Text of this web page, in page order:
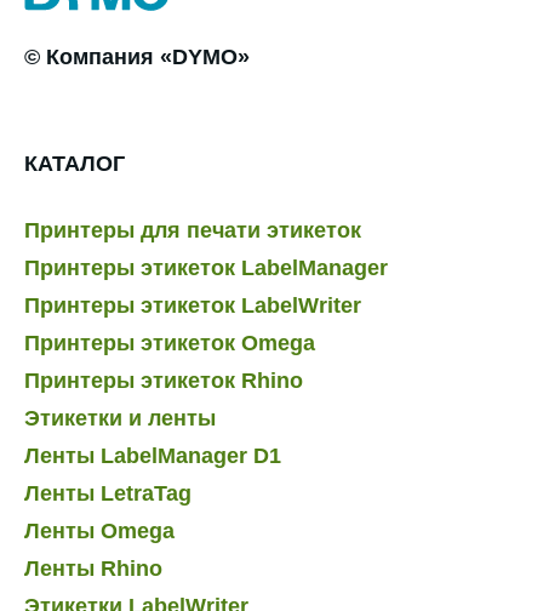
© Компания «DYMO»
КАТАЛОГ
Принтеры для печати этикеток
Принтеры этикеток LabelManager
Принтеры этикеток LabelWriter
Принтеры этикеток Omega
Принтеры этикеток Rhino
Этикетки и ленты
Ленты LabelManager D1
Ленты LetraTag
Ленты Omega
Ленты Rhino